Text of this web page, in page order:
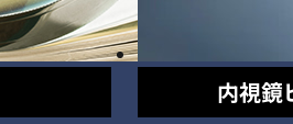
内視鏡